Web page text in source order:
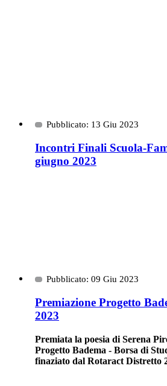
Pubblicato: 13 Giu 2023
Incontri Finali Scuola-
giugno 2023
Pubblicato: 09 Giu 2023
Premiazione Progetto
2023
Premiata la poesia di Serena
Progetto Badema - Borsa di
finaziato dal Rotaract Distretto